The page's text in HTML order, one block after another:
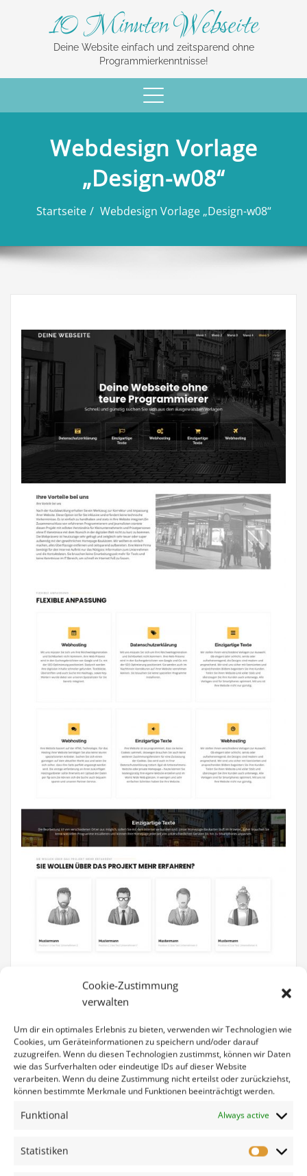
Cookie-Zustimmung
verwalten
Um dir ein optimales Erlebnis zu bieten, verwenden wir Technologien wie
Cookies, um Geräteinformationen zu speichern und/oder darauf
zuzugreifen. Wenn du diesen Technologien zustimmst, können wir Daten
wie das Surfverhalten oder eindeutige IDs auf dieser Website
verarbeiten. Wenn du deine Zustimmung nicht erteilst oder zurückziehst,
können bestimmte Merkmale und Funktionen beeinträchtigt werden.
Funktional Always active
Statistiken
10 Minuten Webseite
Deine Website einfach und zeitsparend ohne
Programmierkenntnisse!
Schalte
Navigation
Webdesign Vorlage
„Design-w08“
Startseite Webdesign Vorlage „Design-w08“